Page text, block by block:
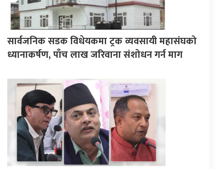
सार्वजनिक सडक विधेयकमा ट्रक व्यवसायी महासंघको
ध्यानाकर्षण, पाँच लाख जरिवाना संशोधन गर्न माग